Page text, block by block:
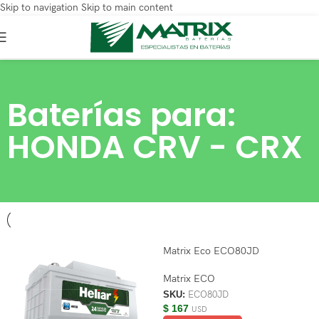
Skip to navigation Skip to main content
Baterías para:
HONDA CRV - CRX
Matrix Eco ECO80JD
Matrix ECO
SKU: ECO80JD
$ 167 USD